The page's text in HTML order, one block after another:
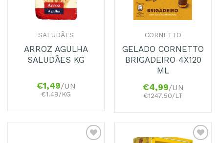
SALUDÃES
ARROZ AGULHA
SALUDÃES KG
€1,49/UN
€1.49/KG
CORNETTO
GELADO CORNETTO
BRIGADEIRO 4X120
ML
€4,99/UN
€1247.50/LT